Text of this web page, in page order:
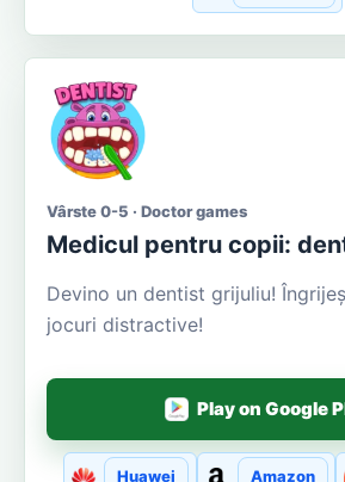
Vârste 0-5 · Doctor games
Medicul pentru copii:
Devino un dentist grijuliu!
jocuri distractive!
Play on Google
Huawei Amazon